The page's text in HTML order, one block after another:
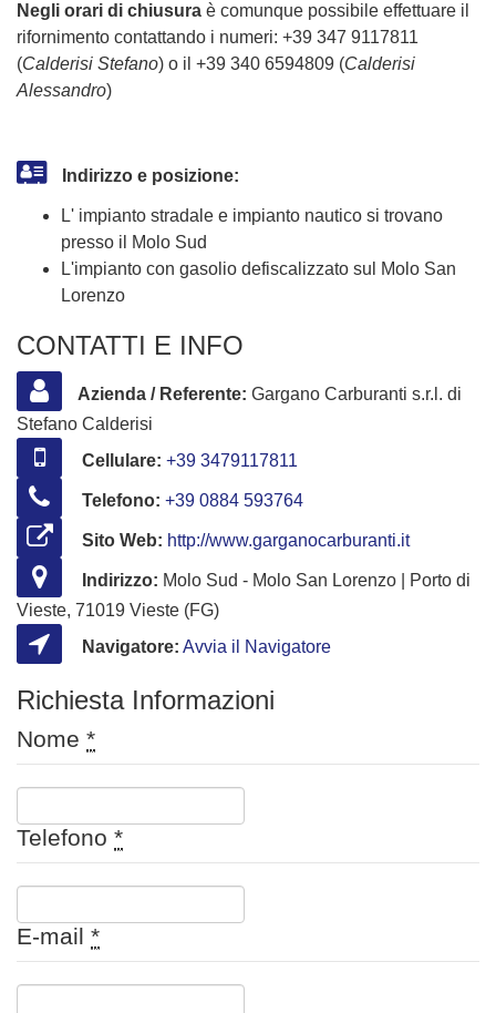
Negli orari di chiusura è comunque possibile effettuare il
rifornimento contattando i numeri: +39 347 9117811
(Calderisi Stefano) o il +39 340 6594809 (Calderisi
Alessandro)
Indirizzo e posizione:
L' impianto stradale e impianto nautico si trovano
presso il Molo Sud
L'impianto con gasolio defiscalizzato sul Molo San
Lorenzo
CONTATTI E INFO
Azienda / Referente: Gargano Carburanti s.r.l. di
Stefano Calderisi
Cellulare: +39 3479117811
Telefono: +39 0884 593764
Sito Web: http://www.garganocarburanti.it
Indirizzo: Molo Sud - Molo San Lorenzo | Porto di
Vieste, 71019 Vieste (FG)
Navigatore: Avvia il Navigatore
Richiesta Informazioni
Nome *
Telefono *
E-mail *